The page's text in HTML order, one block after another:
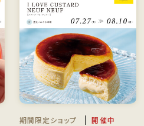
期間限定ショップ 開催中